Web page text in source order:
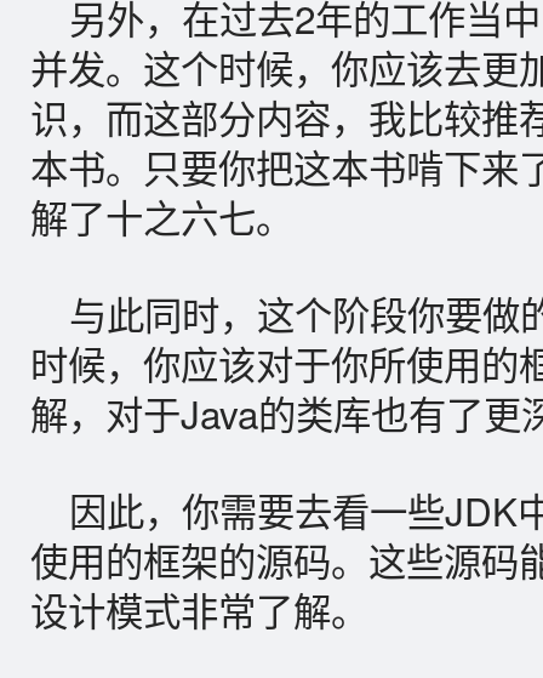
另外，在过去2年的工作当
并发。这个时候，你应该去更
识，而这部分内容，我比较推
本书。只要你把这本书啃下来
解了十之六七。
与此同时，这个阶段你要做
时候，你应该对于你所使用的
解，对于Java的类库也有了更
因此，你需要去看一些JDK
使用的框架的源码。这些源码
设计模式非常了解。